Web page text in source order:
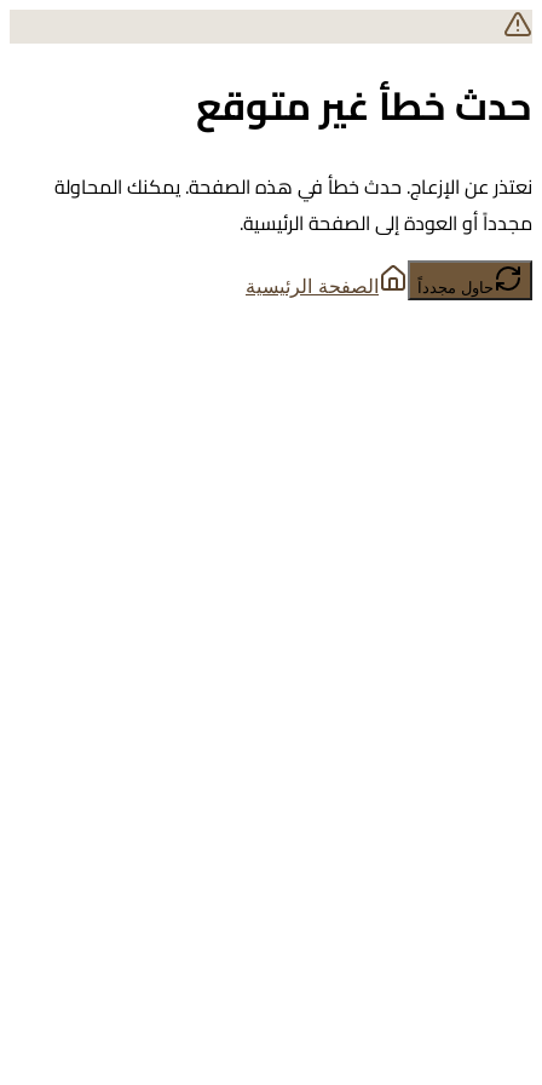
حدث خطأ غير متوقع
نعتذر عن الإزعاج. حدث خطأ في هذه الصفحة. يمكنك المحاولة
مجدداً أو العودة إلى الصفحة الرئيسية.
حاول مجدداً الصفحة الرئيسية